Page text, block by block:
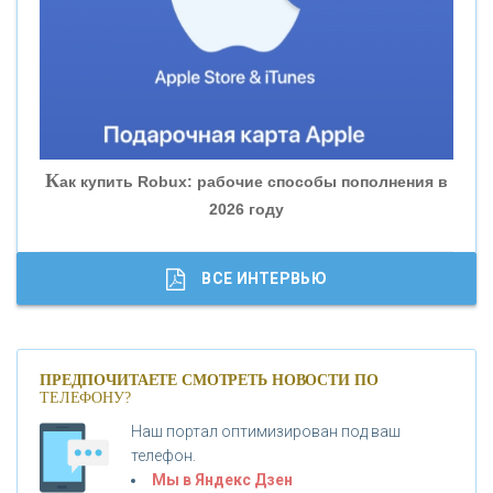
«БАНК ГЛОБЭКС»
«СОВКОМБАНК»
«ГАЗПРОМБАНК»
«МОСКОВСКИЙ КРЕДИТНЫЙ БАНК»
«БАНК ВОЗРОЖДЕНИЕ»
Как купить Robux: рабочие способы пополнения в
2026 году
Банки.ру обновил логотип впервые за 19 лет -
ВСЕ ИНТЕРВЬЮ
ПРЕДПОЧИТАЕТЕ СМОТРЕТЬ НОВОСТИ ПО
ТЕЛЕФОНУ?
Наш портал оптимизирован под ваш
телефон.
Мы в Яндекс Дзен